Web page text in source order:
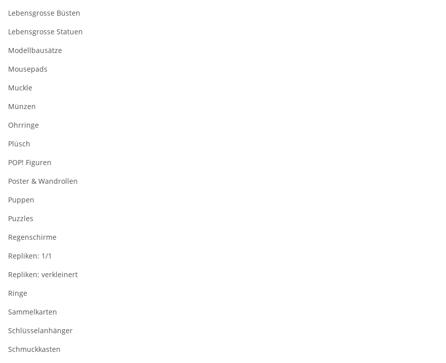
Lebensgrosse Büsten
Lebensgrosse Statuen
Modellbausätze
Mousepads
Muckle
Münzen
Ohrringe
Plüsch
POP! Figuren
Poster & Wandrollen
Puppen
Puzzles
Regenschirme
Repliken: 1/1
Repliken: verkleinert
Ringe
Sammelkarten
Schlüsselanhänger
Schmuckkasten